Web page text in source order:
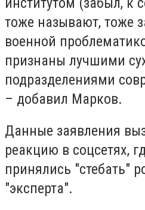
тоже называют, тоже
военной
признаны лучшими
подразделениями
– добавил Марков.
Данные заявления
реакцию в соцсетях,
принялись "стебать"
"эксперта".